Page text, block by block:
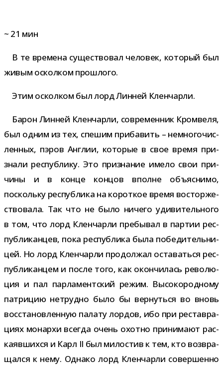
~ 21 мин
В те вре­мена суще­ство­вал чело­век, кото­рый был
живым оскол­ком прошлого.
Этим оскол­ком был лорд Линней Кленчарли.
Барон Линней Кленчарли, совре­мен­ник Кромвеля,
был одним из тех, спе­шим при­ба­вить – немно­го­чис­
лен­ных, пэров Англии, кото­рые в свое время при­
знали рес­пуб­лику. Это при­зна­ние имело свои при­
чины и в конце кон­цов вполне объ­яс­нимо,
поскольку рес­пуб­лика на корот­кое время вос­тор­же­
ство­вала. Так что не было ничего уди­ви­тель­ного
в том, что лорд Кленчарли пре­бы­вал в пар­тии рес­
пуб­ли­кан­цев, пока рес­пуб­лика была побе­ди­тель­ни­
цей. Но лорд Кленчарли про­дол­жал оста­ваться рес­
пуб­ли­кан­цем и после того, как окон­чи­лась рево­лю­
ция и пал пар­ла­мент­ский режим. Высокородному
пат­ри­цию нетрудно было бы вер­нуться во вновь
вос­ста­нов­лен­ную палату лор­дов, ибо при рестав­ра­
циях монархи все­гда очень охотно при­ни­мают рас­
ка­яв­шихся и Карл II был мило­стив к тем, кто воз­вра­
щался к нему. Однако лорд Кленчарли совер­шенно